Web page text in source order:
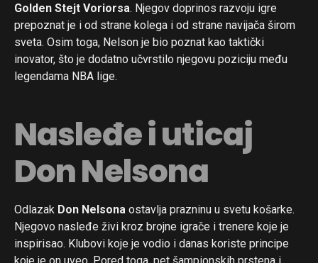
Golden Stejt Voriorsa. Njegov doprinos razvoju igre
prepoznat je i od strane kolega i od strane navijača širom
sveta. Osim toga, Nelson je bio poznat kao taktički
inovator, što je dodatno učvrstilo njegovu poziciju među
legendama NBA lige.
Nasleđe i uticaj
Don Nelsona
Odlazak Don Nelsona ostavlja prazninu u svetu košarke.
Njegovo nasleđe živi kroz brojne igrače i trenere koje je
inspirisao. Klubovi koje je vodio i danas koriste principe
koje je on uveo. Pored toga, pet šampionskih prstena i